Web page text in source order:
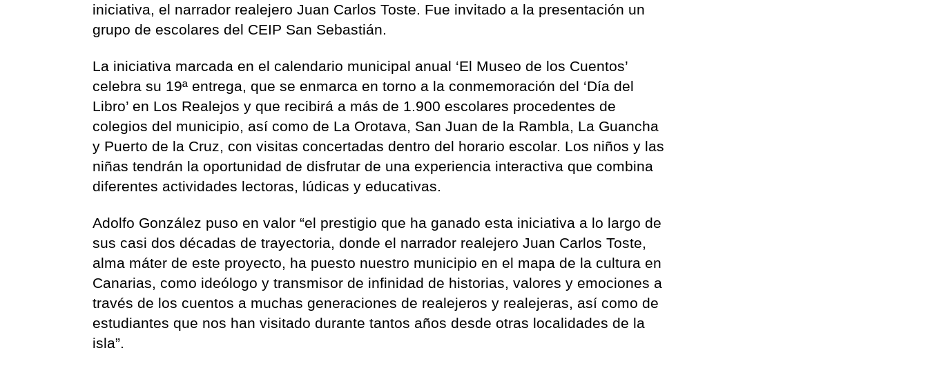
iniciativa, el narrador realejero Juan Carlos Toste. Fue invitado a la presentación un
grupo de escolares del CEIP San Sebastián.
La iniciativa marcada en el calendario municipal anual ‘El Museo de los Cuentos’
celebra su 19ª entrega, que se enmarca en torno a la conmemoración del ‘Día del
Libro’ en Los Realejos y que recibirá a más de 1.900 escolares procedentes de
colegios del municipio, así como de La Orotava, San Juan de la Rambla, La Guancha
y Puerto de la Cruz, con visitas concertadas dentro del horario escolar. Los niños y las
niñas tendrán la oportunidad de disfrutar de una experiencia interactiva que combina
diferentes actividades lectoras, lúdicas y educativas.
Adolfo González puso en valor “el prestigio que ha ganado esta iniciativa a lo largo de
sus casi dos décadas de trayectoria, donde el narrador realejero Juan Carlos Toste,
alma máter de este proyecto, ha puesto nuestro municipio en el mapa de la cultura en
Canarias, como ideólogo y transmisor de infinidad de historias, valores y emociones a
través de los cuentos a muchas generaciones de realejeros y realejeras, así como de
estudiantes que nos han visitado durante tantos años desde otras localidades de la
isla”.